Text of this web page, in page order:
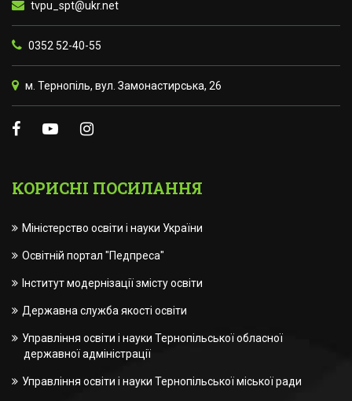
tvpu_spt@ukr.net
0352 52-40-55
м. Тернопіль, вул. Замонастирська, 26
КОРИСНІ ПОСИЛАННЯ
Міністерство освіти і науки України
Освітній портал "Педпреса"
Інститут модернізації змісту освіти
Державна служба якості освіти
Управління освіти і науки Тернопільської обласної
державної адміністрації
Управління освіти і науки Тернопільської міської ради